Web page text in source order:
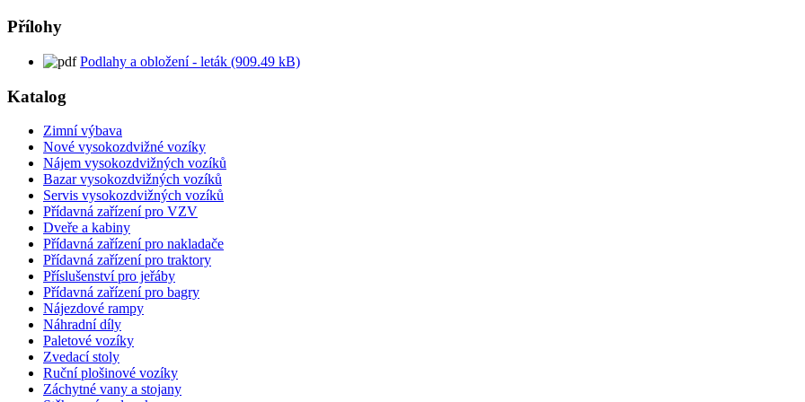
Přílohy
Podlahy a obložení - leták (909.49 kB)
Katalog
Zimní výbava
Nové vysokozdvižné vozíky
Nájem vysokozdvižných vozíků
Bazar vysokozdvižných vozíků
Servis vysokozdvižných vozíků
Přídavná zařízení pro VZV
Dveře a kabiny
Přídavná zařízení pro nakladače
Přídavná zařízení pro traktory
Příslušenství pro jeřáby
Přídavná zařízení pro bagry
Nájezdové rampy
Náhradní díly
Paletové vozíky
Zvedací stoly
Ruční plošinové vozíky
Záchytné vany a stojany